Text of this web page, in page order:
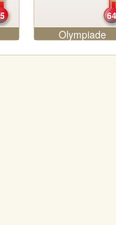
64
Olympiade